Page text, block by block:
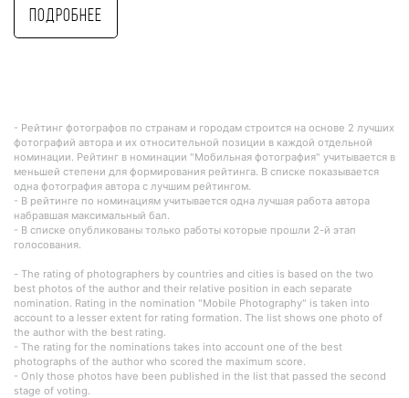
Подробнее
- Рейтинг фотографов по странам и городам строится на основе 2 лучших
фотографий автора и их относительной позиции в каждой отдельной
номинации. Рейтинг в номинации "Мобильная фотография" учитывается в
меньшей степени для формирования рейтинга. В списке показывается
одна фотография автора с лучшим рейтингом.
- В рейтинге по номинациям учитывается одна лучшая работа автора
набравшая максимальный бал.
- В списке опубликованы только работы которые прошли 2-й этап
голосования.
- The rating of photographers by countries and cities is based on the two
best photos of the author and their relative position in each separate
nomination. Rating in the nomination "Mobile Photography" is taken into
account to a lesser extent for rating formation. The list shows one photo of
the author with the best rating.
- The rating for the nominations takes into account one of the best
photographs of the author who scored the maximum score.
- Only those photos have been published in the list that passed the second
stage of voting.